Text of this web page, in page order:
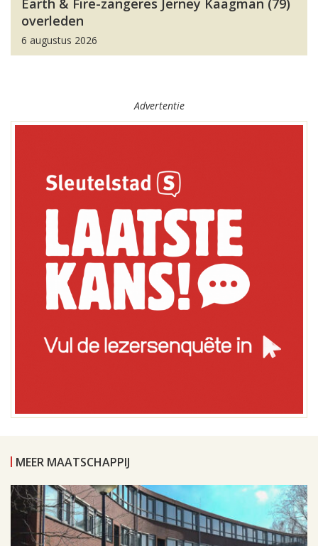
Earth & Fire-zangeres Jerney Kaagman (79)
overleden
6 augustus 2026
Advertentie
MEER MAATSCHAPPIJ